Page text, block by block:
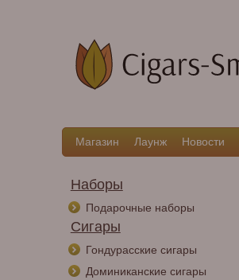
Магазин Лаунж Новости
Наборы
Подарочные наборы
Сигары
Гондурасские сигары
Доминиканские сигары